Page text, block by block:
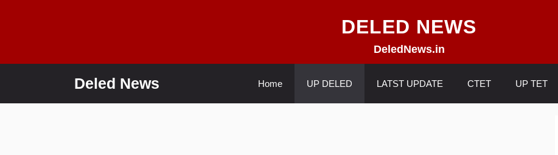
DELED NEWS
DeledNews.in
Deled News Home UP DELED LATST UPDATE CTET UP TET